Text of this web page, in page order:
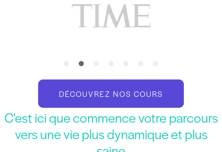
DÉCOUVREZ NOS COURS
C'est ici que commence votre parcours
vers une vie plus dynamique et plus